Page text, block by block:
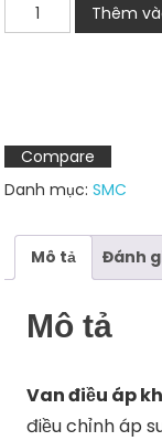
điều
SMC
IR2020-
02
lượng
Thêm
Compare
Danh mục:SMC
Mô tả Đánh
Mô tả
Van điều áp
điều chỉnh áp